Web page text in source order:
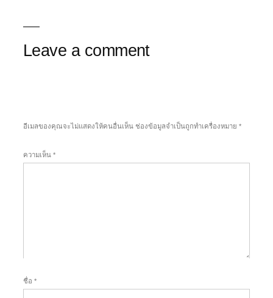
Leave a comment
อีเมลของคุณจะไม่แสดงให้คนอื่นเห็น ช่องข้อมูลจำเป็นถูกทำเครื่องหมาย *
ความเห็น *
ชื่อ *